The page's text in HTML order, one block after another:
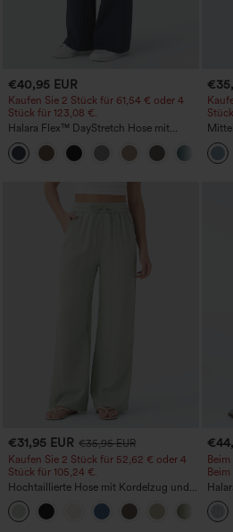
€40,95 EUR
Kaufen Sie 2 Stück für 61,54 € oder 4
Stück für 123,08 €.
Halara Flex™ DayStretch Hose mit
mittlerer Bundhöhe, seitlicher
Reißverschlusstasche und
Work‑Flare‑Schnitt
€31,95 EUR €35,95 EUR
Kaufen Sie 2 Stück für 52,62 € oder 4
Stück für 105,24 €.
Hochtaillierte Hose mit Kordelzug und
Taschen, weitem Bein, lässig und locker
in Leinenoptik
lässig